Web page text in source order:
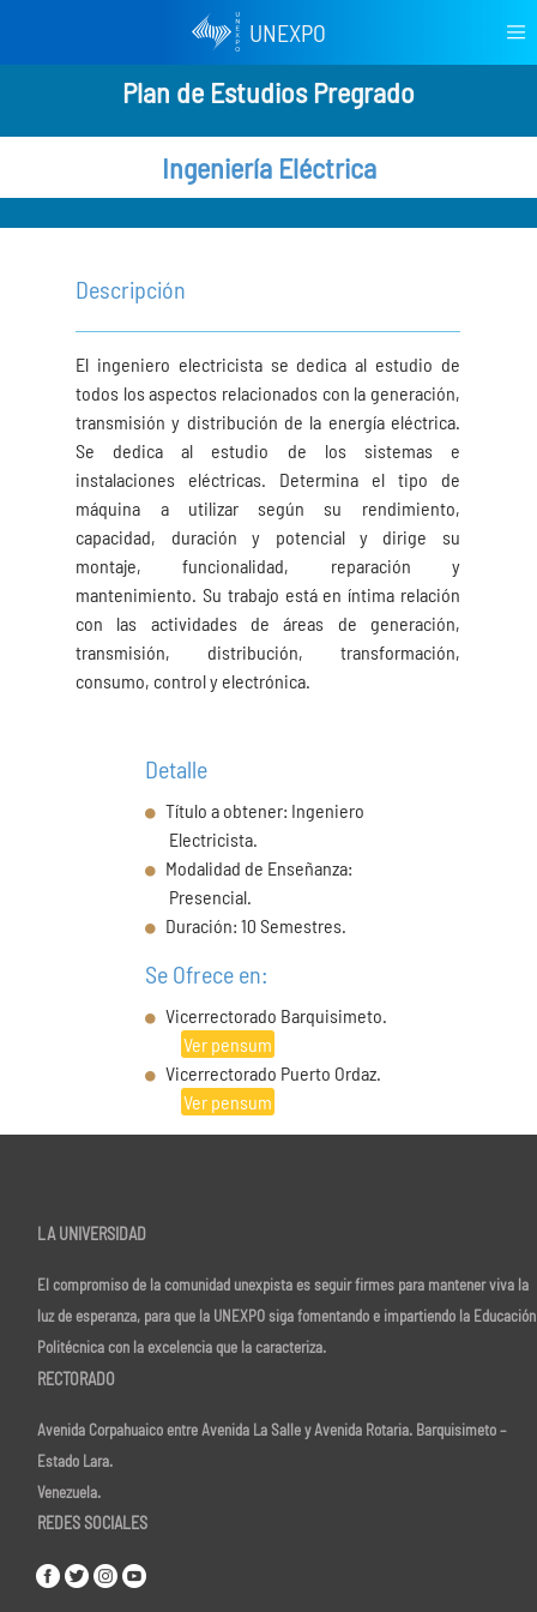
UNEXPO
Plan de Estudios Pregrado
Ingeniería Eléctrica
Descripción
El ingeniero electricista se dedica al estudio de
todos los aspectos relacionados con la generación,
transmisión y distribución de la energía eléctrica.
Se dedica al estudio de los sistemas e
instalaciones eléctricas. Determina el tipo de
máquina a utilizar según su rendimiento,
capacidad, duración y potencial y dirige su
montaje, funcionalidad, reparación y
mantenimiento. Su trabajo está en íntima relación
con las actividades de áreas de generación,
transmisión, distribución, transformación,
consumo, control y electrónica.
Detalle
Título a obtener: Ingeniero
Electricista.
Modalidad de Enseñanza:
Presencial.
Duración: 10 Semestres.
Se Ofrece en:
Vicerrectorado Barquisimeto.
Ver pensum
Vicerrectorado Puerto Ordaz.
Ver pensum
LA UNIVERSIDAD
El compromiso de la comunidad unexpista es seguir firmes para mantener viva la
luz de esperanza, para que la UNEXPO siga fomentando e impartiendo la Educación
Politécnica con la excelencia que la caracteriza.
RECTORADO
Avenida Corpahuaico entre Avenida La Salle y Avenida Rotaria. Barquisimeto –
Estado Lara.
Venezuela.
REDES SOCIALES